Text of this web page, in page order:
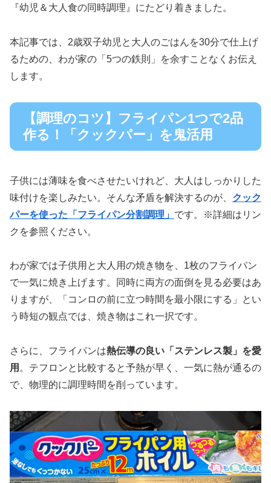
『幼児＆大人食の同時調理』にたどり着きました。
本記事では、2歳双子幼児と大人のごはんを30分で仕上げ
るための、わが家の「5つの鉄則」を余すことなくお伝え
します。
【調理のコツ】フライパン1つで2品
作る！「クックパー」を鬼活用
子供には薄味を食べさせたいけれど、大人はしっかりした
味付けを楽しみたい。そんな矛盾を解決するのが、 クック
パーを使った「フライパン分割調理」 です。※詳細はリン
クを参照ください。
わが家では子供用と大人用の焼き物を、1枚のフライパン
で一気に焼き上げます。同時に両方の面倒を見る必要はあ
りますが、「コンロの前に立つ時間を最小限にする」とい
う時短の観点では、焼き物はこれ一択です。
さらに、フライパンは熱伝導の良い「ステンレス製」を愛
用 。テフロンと比較すると予熱が早く、一気に熱が通るの
で、物理的に調理時間を削っています。